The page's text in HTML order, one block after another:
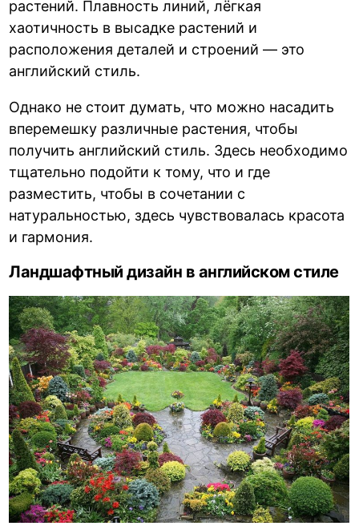
растений. Плавность линий, лёгкая
хаотичность в высадке растений и
расположения деталей и строений — это
английский стиль.
Однако не стоит думать, что можно насадить
вперемешку различные растения, чтобы
получить английский стиль. Здесь необходимо
тщательно подойти к тому, что и где
разместить, чтобы в сочетании с
натуральностью, здесь чувствовалась красота
и гармония.
Ландшафтный дизайн в английском стиле